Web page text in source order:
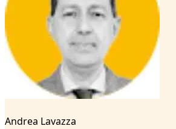
Andrea Lavazza